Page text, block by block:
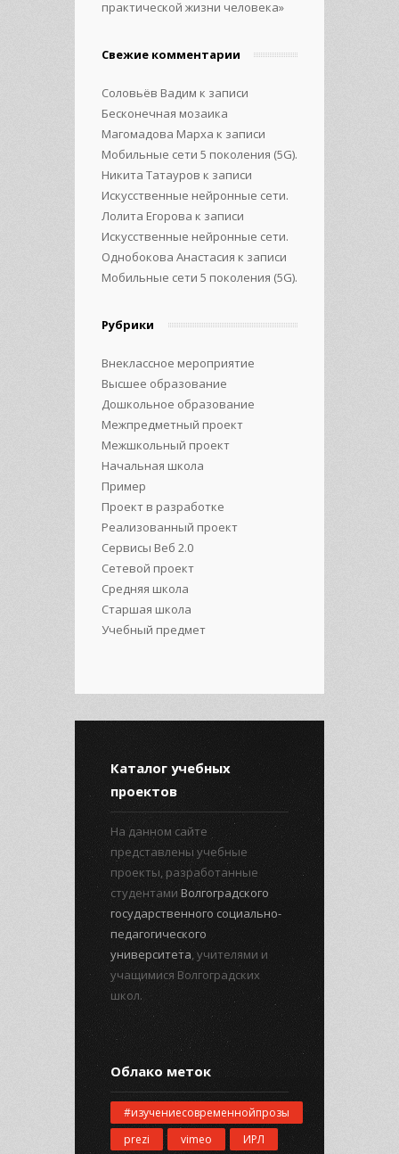
практической жизни человека»
Свежие комментарии
Соловьёв Вадим к записи
Бесконечная мозаика
Магомадова Марха к записи
Мобильные сети 5 поколения (5G).
Никита Татауров к записи
Искусственные нейронные сети.
Лолита Егорова к записи
Искусственные нейронные сети.
Однобокова Анастасия к записи
Мобильные сети 5 поколения (5G).
Рубрики
Внеклассное мероприятие
Высшее образование
Дошкольное образование
Межпредметный проект
Межшкольный проект
Начальная школа
Пример
Проект в разработке
Реализованный проект
Сервисы Веб 2.0
Сетевой проект
Средняя школа
Старшая школа
Учебный предмет
Каталог учебных
проектов
На данном сайте
представлены учебные
проекты, разработанные
студентами Волгоградского
государственного социально-
педагогического
университета, учителями и
учащимися Волгоградских
школ.
Облако меток
#изучениесовременнойпрозы
prezi
vimeo
ИРЛ